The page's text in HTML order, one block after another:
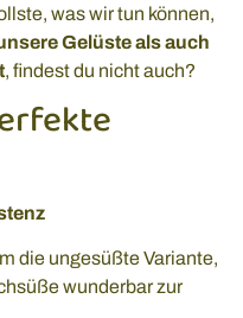
was wir tun können,
Gelüste als auch
, findest du nicht auch?
die ungesüßte Variante,
wunderbar zur